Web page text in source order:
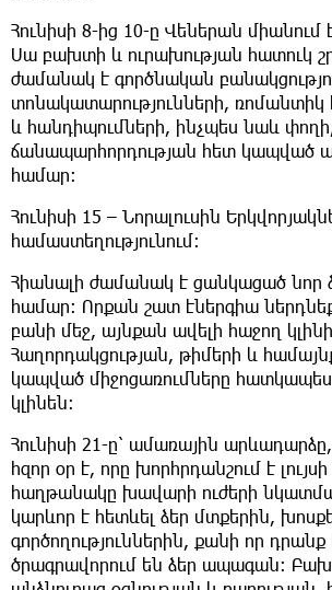
Հունիսի 8-ից 10-ը Վեներան միանում
Սա բախտի և ուրախության հատուկ
ժամանակ է գործնական
տոնակատարությունների, ռոմանտիկ
և հանդիպումների, ինչպես նաև
ճանապարհորդության հետ կապված
համար։
Հունիսի 15 – Նորալուսին
համաստեղությունում։
Հիանալի ժամանակ է ցանկացած նոր
համար։ Որքան շատ էներգիա
բանի մեջ, այնքան ավելի հաջող կլինի
Հաղորդակցության, թիմերի և
կապված միջոցառումները
կլինեն։
Հունիսի 21-ը՝ ամառային
հզոր օր է, որը խորհրդանշում է լույսի
հաղթանակը խավարի ուժերի
կարևոր է հետևել ձեր մտքերին,
գործողություններին, քանի որ
ծրագրավորում են ձեր ապագան։